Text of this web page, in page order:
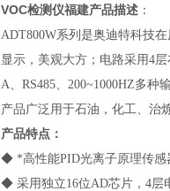
VOC检测仪福建产品描述 ：
ADT800W系列 是奥迪特科技
显示，美观大方；电路采用4
A、RS485、200~1000HZ多
产品广泛用于石油，化工、治
产品特点：
◆ *高性能PID光离子原理传感
◆ 采用独立16位AD芯片，4层